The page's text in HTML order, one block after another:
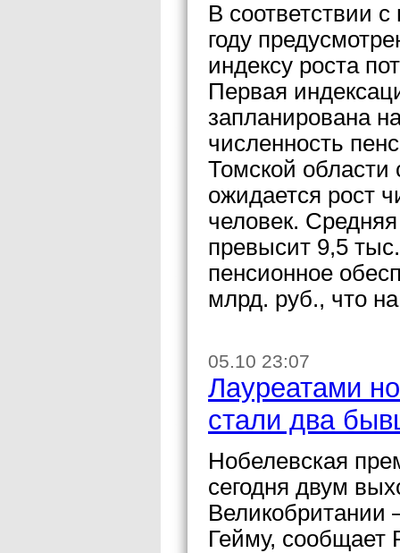
В соответствии
году
индексу роста
Первая
запланирована
численность
Томской области
ожидается рост
человек.
превысит 9,5
пенсионное
млрд. руб., что
05.10 23:07
Лауреатами
стали два
Нобелевская
сегодня двум
Великобритании
Гейму,